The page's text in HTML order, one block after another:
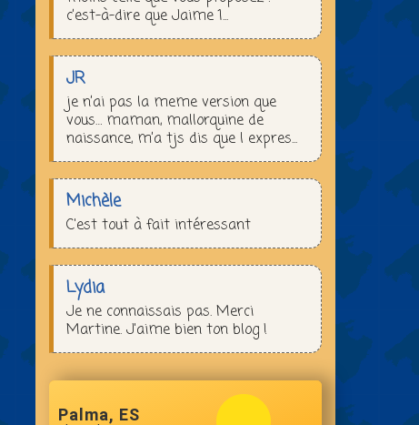
c’est-à-dire que Jaime 1...
JR
je n’ai pas la meme version que
vous… maman, mallorquine de
naissance, m’a tjs dis que l expres...
Michèle
C'est tout à fait intéressant
Lydia
Je ne connaissais pas. Merci
Martine. J'aime bien ton blog !
Palma, ES